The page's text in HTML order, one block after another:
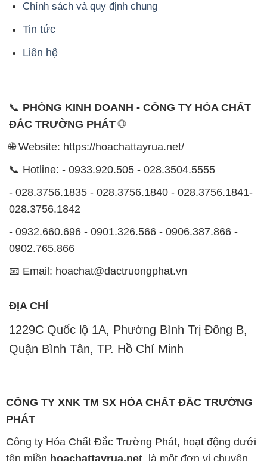
Chính sách và quy định chung
Tin tức
Liên hệ
📞 PHÒNG KINH DOANH - CÔNG TY HÓA CHẤT
ĐẮC TRƯỜNG PHÁT🌐
🌐 Website: https://hoachattayrua.net/
📞 Hotline: - 0933.920.505 - 028.3504.5555
- 028.3756.1835 - 028.3756.1840 - 028.3756.1841-
028.3756.1842
- 0932.660.696 - 0901.326.566 - 0906.387.866 -
0902.765.866
📧 Email: hoachat@dactruongphat.vn
ĐỊA CHỈ
1229C Quốc lộ 1A, Phường Bình Trị Đông B,
Quận Bình Tân, TP. Hồ Chí Minh
CÔNG TY XNK TM SX HÓA CHẤT ĐẮC TRƯỜNG
PHÁT
Công ty Hóa Chất Đắc Trường Phát, hoạt động dưới
tên miền hoachattayrua.net, là một đơn vị chuyên